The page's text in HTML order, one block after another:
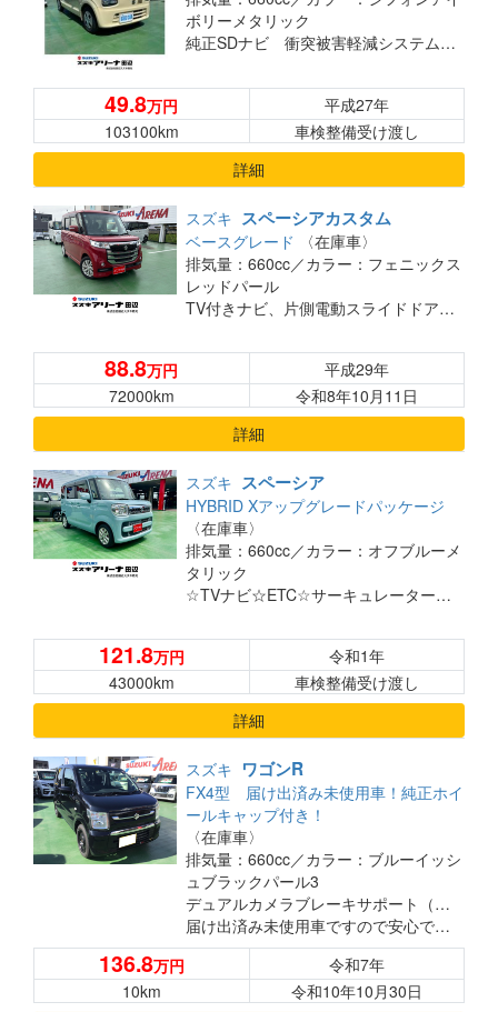
ボリーメタリック
純正SDナビ 衝突被害軽減システム シートヒーター キーレス アイドリングストップ CD 地デジ
49.8万円
平成27年
103100km
車検整備受け渡し
詳細
スズキ スペーシアカスタム
ベースグレード
〈在庫車〉
排気量：660cc／カラー：フェニックス
レッドパール
TV付きナビ、片側電動スライドドア、シートヒーター
88.8万円
平成29年
72000km
令和8年10月11日
詳細
スズキ スペーシア
HYBRID Xアップグレードパッケージ
〈在庫車〉
排気量：660cc／カラー：オフブルーメ
タリック
☆TVナビ☆ETC☆サーキュレーター☆保証付き☆
121.8万円
令和1年
43000km
車検整備受け渡し
詳細
スズキ ワゴンR
FX4型 届け出済み未使用車！純正ホイ
ールキャップ付き！
〈在庫車〉
排気量：660cc／カラー：ブルーイッシ
ュブラックパール3
デュアルカメラブレーキサポート（自動安全ブレーキ）搭載！
届け出済み未使用車ですので安心です◎
オーディオレス状態なので、お好きなナビやディスプレイオーディオを入れることが可能です◎
ETCやドライブレコーダーも承ります！
136.8万円
令和7年
10km
令和10年10月30日